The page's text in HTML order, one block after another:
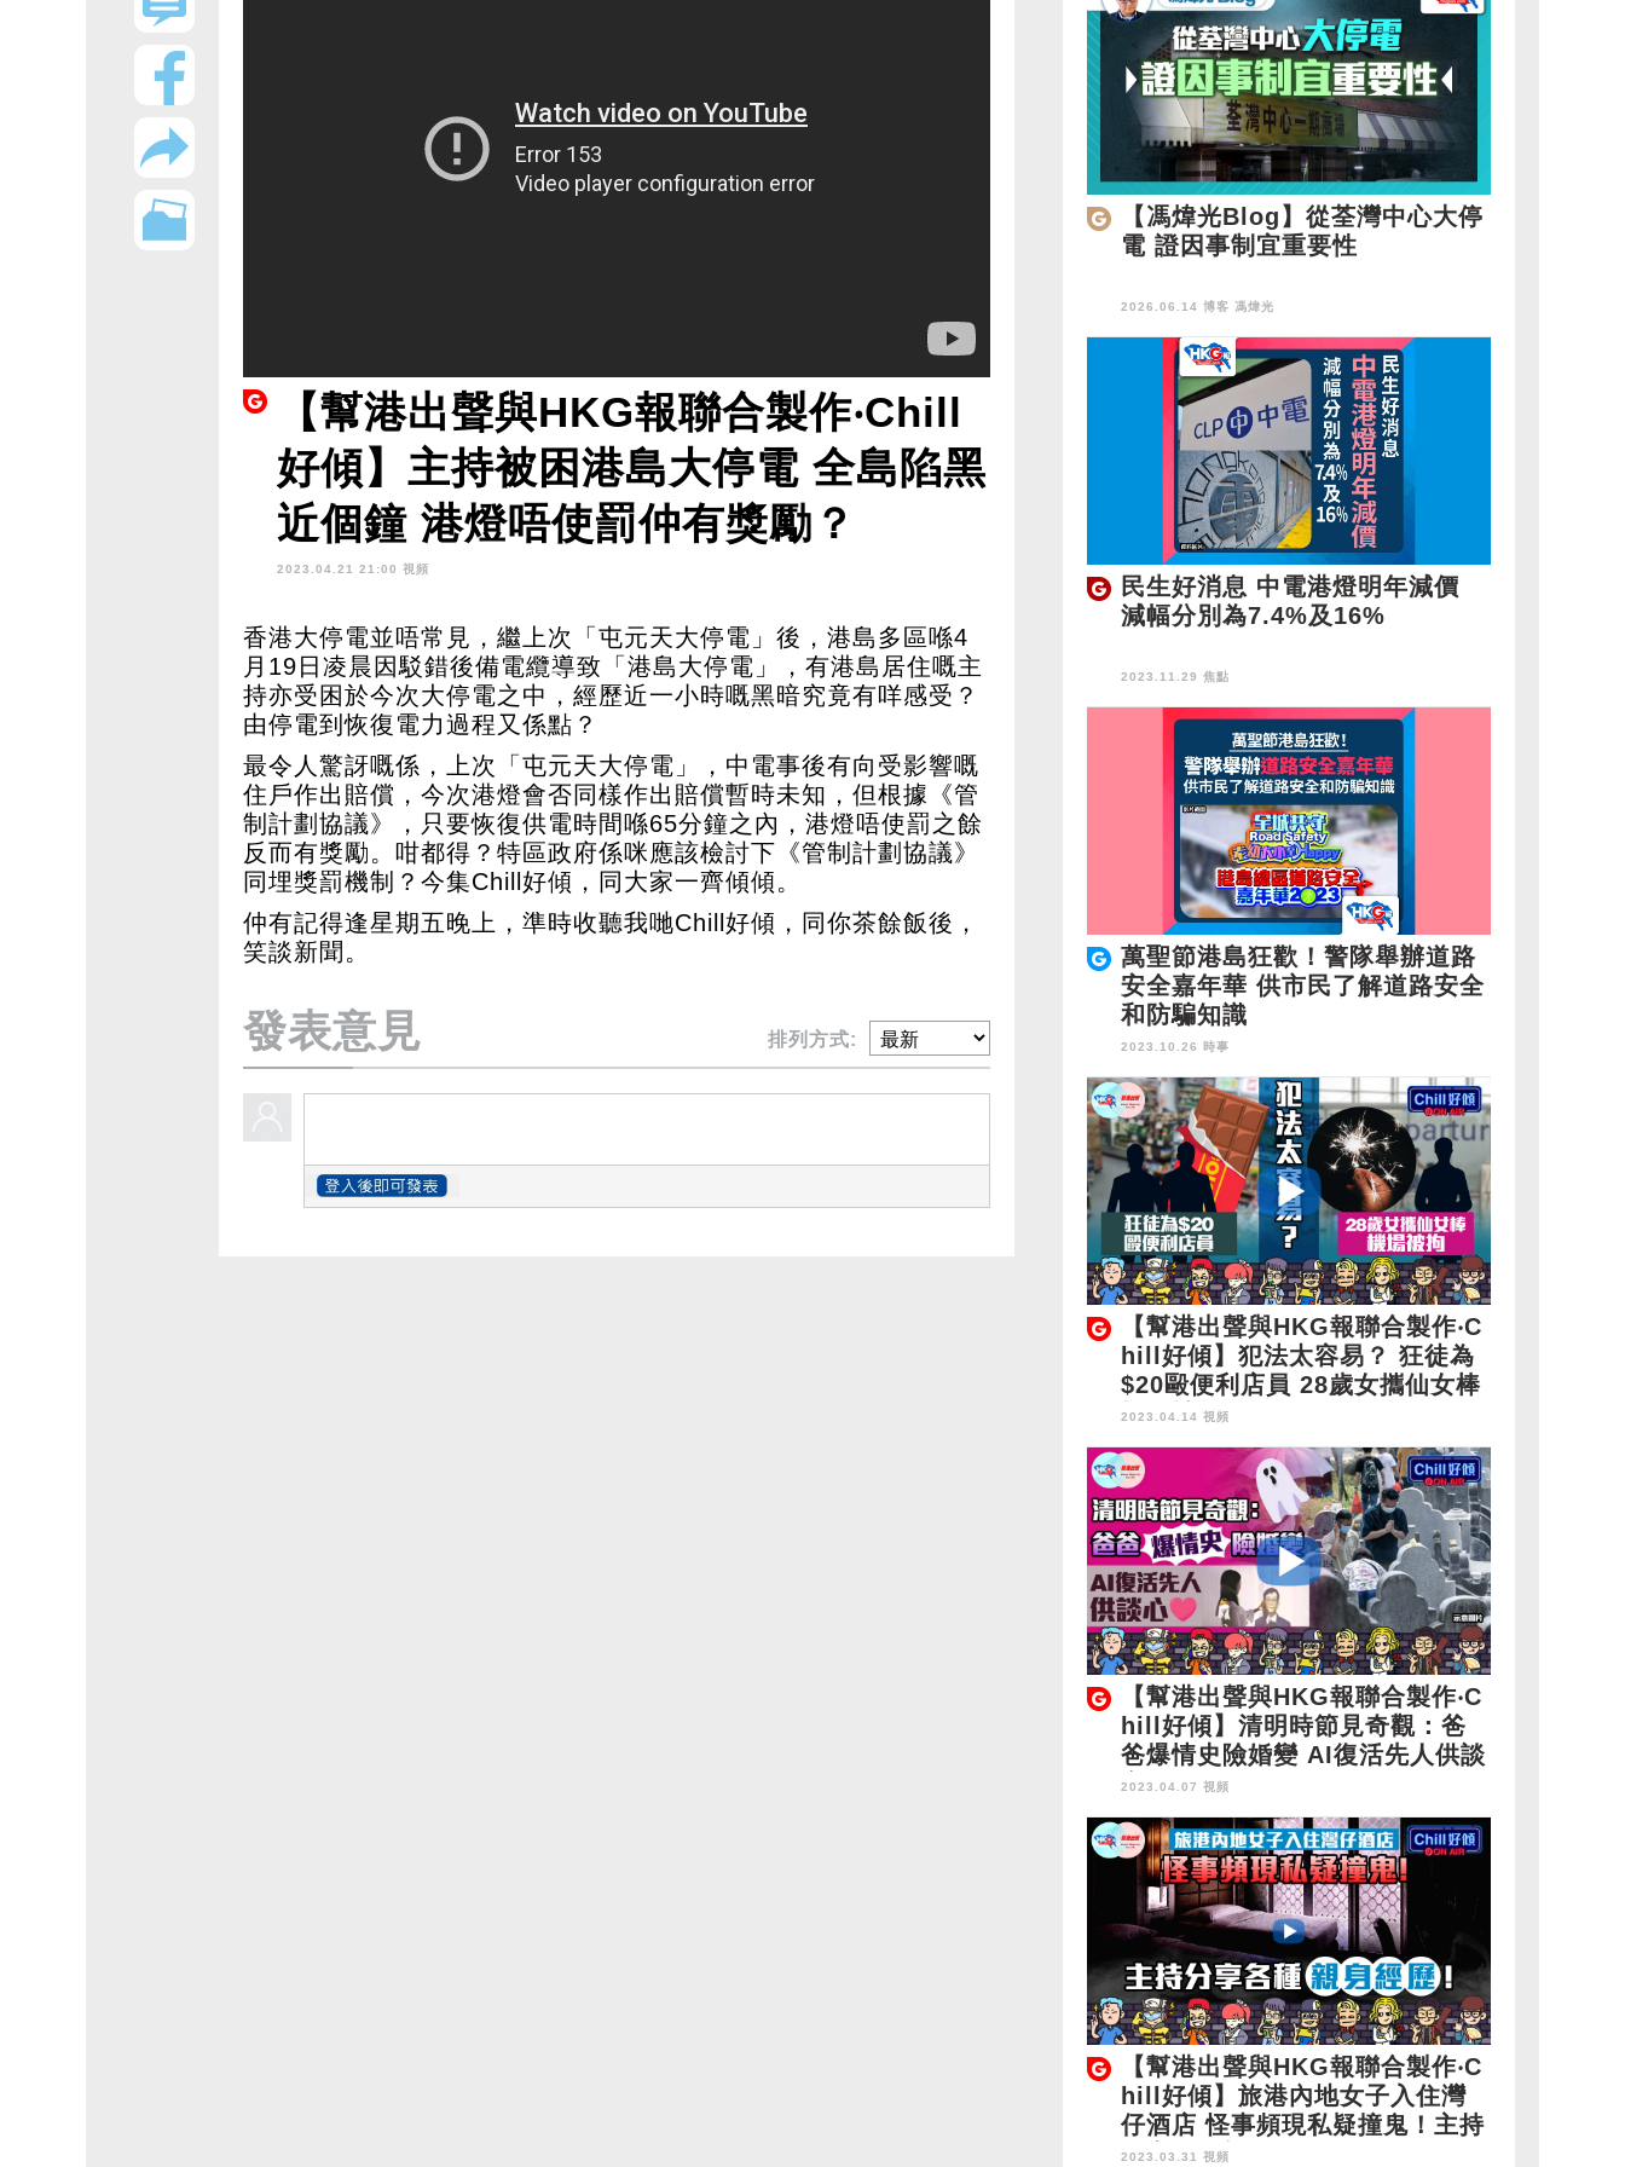
【幫港出聲與HKG報聯合製作‧Chill
好傾】主持被困港島大停電 全島陷黑
近個鐘 港燈唔使罰仲有獎勵？
2023.04.21 21:00 視頻
香港大停電並唔常見，繼上次「屯元天大停電」後，港島多區喺4
月19日凌晨因駁錯後備電纜導致「港島大停電」，有港島居住嘅主
持亦受困於今次大停電之中，經歷近一小時嘅黑暗究竟有咩感受？
由停電到恢復電力過程又係點？
最令人驚訝嘅係，上次「屯元天大停電」，中電事後有向受影響嘅
住戶作出賠償，今次港燈會否同樣作出賠償暫時未知，但根據《管
制計劃協議》，只要恢復供電時間喺65分鐘之內，港燈唔使罰之餘
反而有獎勵。咁都得？特區政府係咪應該檢討下《管制計劃協議》
同埋獎罰機制？今集Chill好傾，同大家一齊傾傾。
仲有記得逢星期五晚上，準時收聽我哋Chill好傾，同你茶餘飯後，
笑談新聞。
發表意見 排列方式:
【馮煒光Blog】從荃灣中心大停
電 證因事制宜重要性
2026.06.14 博客 馮煒光
民生好消息 中電港燈明年減價
減幅分別為7.4%及16%
2023.11.29 焦點
萬聖節港島狂歡！警隊舉辦道路
安全嘉年華 供市民了解道路安全
和防騙知識
2023.10.26 時事
【幫港出聲與HKG報聯合製作‧C
hill好傾】犯法太容易？ 狂徒為
$20毆便利店員 28歲女攜仙女棒
機場被拘
2023.04.14 視頻
【幫港出聲與HKG報聯合製作‧C
hill好傾】清明時節見奇觀：爸
爸爆情史險婚變 AI復活先人供談
心
2023.04.07 視頻
【幫港出聲與HKG報聯合製作‧C
hill好傾】旅港內地女子入住灣
仔酒店 怪事頻現私疑撞鬼！主持
分享各種親身經歷！
2023.03.31 視頻